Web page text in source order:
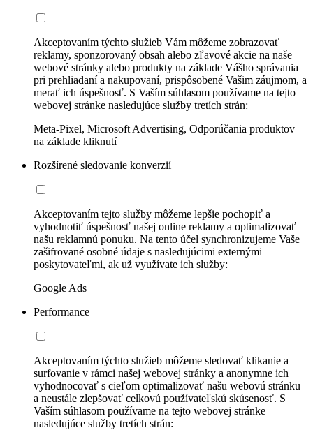
Akceptovaním týchto služieb Vám môžeme zobrazovať
reklamy, sponzorovaný obsah alebo zľavové akcie na naše
webové stránky alebo produkty na základe Vášho správania
pri prehliadaní a nakupovaní, prispôsobené Vašim záujmom, a
merať ich úspešnosť. S Vaším súhlasom používame na tejto
webovej stránke nasledujúce služby tretích strán:
Meta-Pixel, Microsoft Advertising, Odporúčania produktov
na základe kliknutí
Rozšírené sledovanie konverzií
Akceptovaním tejto služby môžeme lepšie pochopiť a
vyhodnotiť úspešnosť našej online reklamy a optimalizovať
našu reklamnú ponuku. Na tento účel synchronizujeme Vaše
zašifrované osobné údaje s nasledujúcimi externými
poskytovateľmi, ak už využívate ich služby:
Google Ads
Performance
Akceptovaním týchto služieb môžeme sledovať klikanie a
surfovanie v rámci našej webovej stránky a anonymne ich
vyhodnocovať s cieľom optimalizovať našu webovú stránku
a neustále zlepšovať celkovú používateľskú skúsenosť. S
Vaším súhlasom používame na tejto webovej stránke
nasledujúce služby tretích strán: